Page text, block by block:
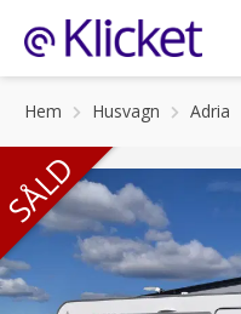
Hem Husvagn Adria